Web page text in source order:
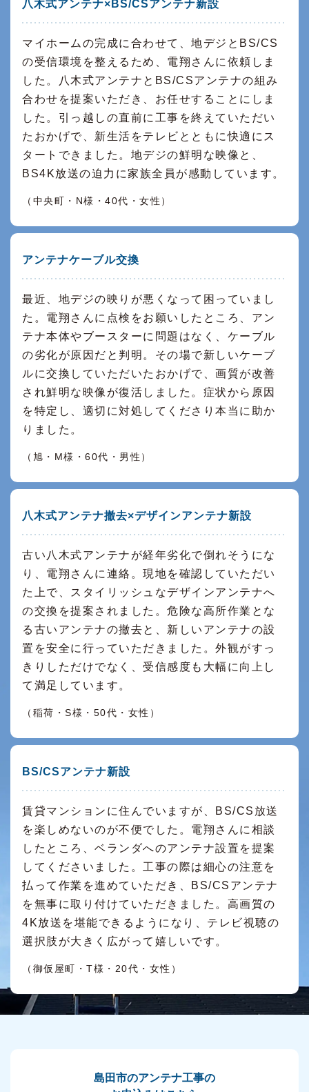
八木式アンテナ×BS/CSアンテナ新設
マイホームの完成に合わせて、地デジとBS/CS
の受信環境を整えるため、電翔さんに依頼しま
した。八木式アンテナとBS/CSアンテナの組み
合わせを提案いただき、お任せすることにしま
した。引っ越しの直前に工事を終えていただい
たおかげで、新生活をテレビとともに快適にス
タートできました。地デジの鮮明な映像と、
BS4K放送の迫力に家族全員が感動しています。
（中央町・N様・40代・女性）
アンテナケーブル交換
最近、地デジの映りが悪くなって困っていまし
た。電翔さんに点検をお願いしたところ、アン
テナ本体やブースターに問題はなく、ケーブル
の劣化が原因だと判明。その場で新しいケーブ
ルに交換していただいたおかげで、画質が改善
され鮮明な映像が復活しました。症状から原因
を特定し、適切に対処してくださり本当に助か
りました。
（旭・M様・60代・男性）
八木式アンテナ撤去×デザインアンテナ新設
古い八木式アンテナが経年劣化で倒れそうにな
り、電翔さんに連絡。現地を確認していただい
た上で、スタイリッシュなデザインアンテナへ
の交換を提案されました。危険な高所作業とな
る古いアンテナの撤去と、新しいアンテナの設
置を安全に行っていただきました。外観がすっ
きりしただけでなく、受信感度も大幅に向上し
て満足しています。
（稲荷・S様・50代・女性）
BS/CSアンテナ新設
賃貸マンションに住んでいますが、BS/CS放送
を楽しめないのが不便でした。電翔さんに相談
したところ、ベランダへのアンテナ設置を提案
してくださいました。工事の際は細心の注意を
払って作業を進めていただき、BS/CSアンテナ
を無事に取り付けていただきました。高画質の
4K放送を堪能できるようになり、テレビ視聴の
選択肢が大きく広がって嬉しいです。
（御仮屋町・T様・20代・女性）
島田市のアンテナ工事の